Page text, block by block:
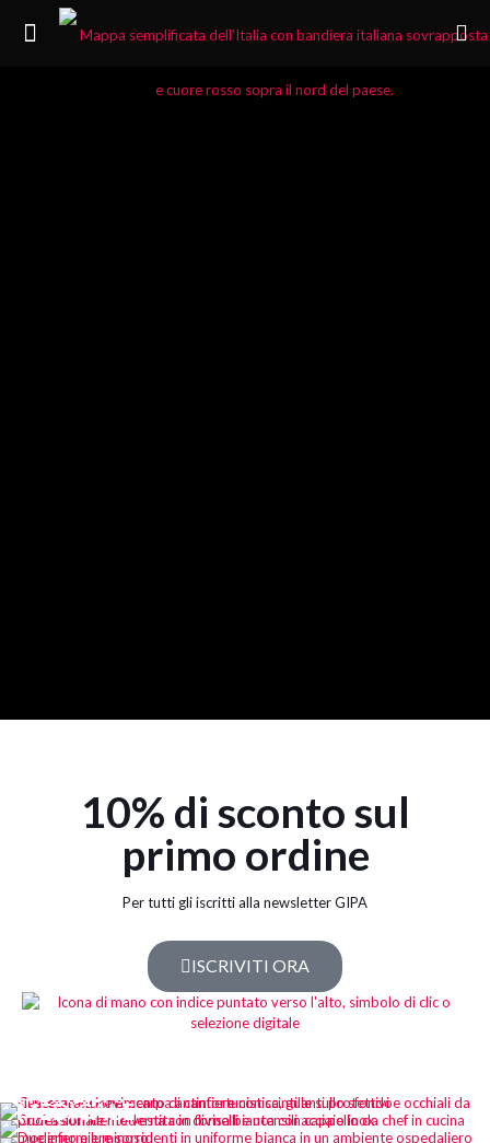
10% di sconto sul
primo ordine
Per tutti gli iscritti alla newsletter GIPA
ISCRIVITI ORA
HO.RE.CA.
MEDICALE